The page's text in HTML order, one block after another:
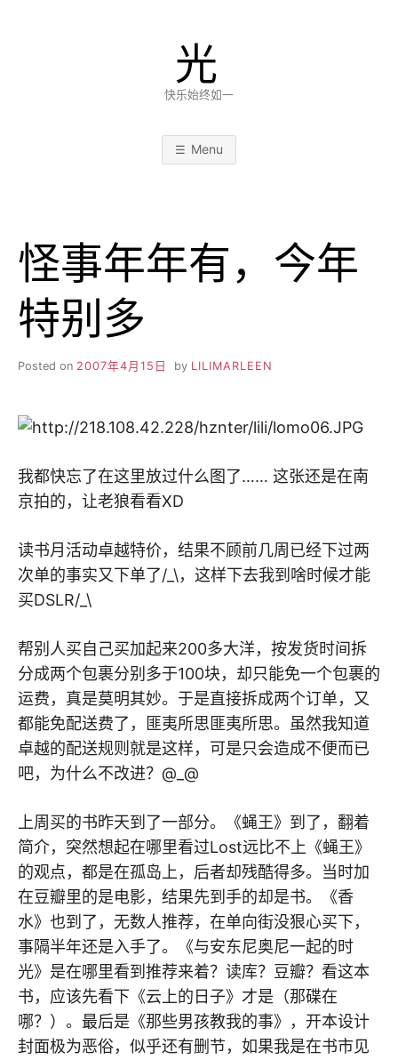
光
快乐始终如一
Menu
怪事年年有，今年
特别多
Posted on 2007年4月15日 by LILIMARLEEN
我都快忘了在这里放过什么图了…… 这张还是在南
京拍的，让老狼看看XD
读书月活动卓越特价，结果不顾前几周已经下过两
次单的事实又下单了/_\，这样下去我到啥时候才能
买DSLR/_\
帮别人买自己买加起来200多大洋，按发货时间拆
分成两个包裹分别多于100块，却只能免一个包裹的
运费，真是莫明其妙。于是直接拆成两个订单，又
都能免配送费了，匪夷所思匪夷所思。虽然我知道
卓越的配送规则就是这样，可是只会造成不便而已
吧，为什么不改进？@_@
上周买的书昨天到了一部分。《蝇王》到了，翻着
简介，突然想起在哪里看过Lost远比不上《蝇王》
的观点，都是在孤岛上，后者却残酷得多。当时加
在豆瓣里的是电影，结果先到手的却是书。《香
水》也到了，无数人推荐，在单向街没狠心买下，
事隔半年还是入手了。《与安东尼奥尼一起的时
光》是在哪里看到推荐来着？读库？豆瓣？看这本
书，应该先看下《云上的日子》才是（那碟在
哪？）。最后是《那些男孩教我的事》，开本设计
封面极为恶俗，似乎还有删节，如果我是在书市见